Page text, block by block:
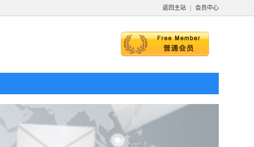
返回主站 会员中心